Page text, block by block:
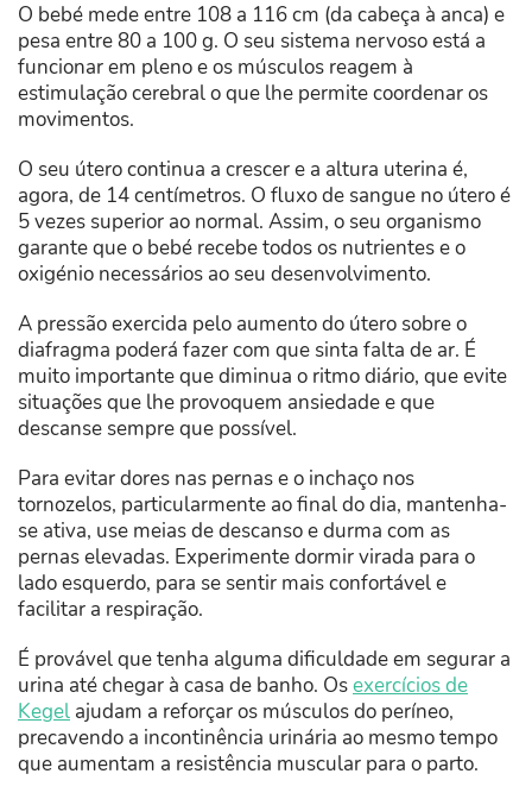
O bebé mede entre 108 a 116 cm (da cabeça à anca) e
pesa entre 80 a 100 g. O seu sistema nervoso está a
funcionar em pleno e os músculos reagem à
estimulação cerebral o que lhe permite coordenar os
movimentos.
O seu útero continua a crescer e a altura uterina é,
agora, de 14 centímetros. O fluxo de sangue no útero é
5 vezes superior ao normal. Assim, o seu organismo
garante que o bebé recebe todos os nutrientes e o
oxigénio necessários ao seu desenvolvimento.
A pressão exercida pelo aumento do útero sobre o
diafragma poderá fazer com que sinta falta de ar. É
muito importante que diminua o ritmo diário, que evite
situações que lhe provoquem ansiedade e que
descanse sempre que possível.
Para evitar dores nas pernas e o inchaço nos
tornozelos, particularmente ao final do dia, mantenha-
se ativa, use meias de descanso e durma com as
pernas elevadas. Experimente dormir virada para o
lado esquerdo, para se sentir mais confortável e
facilitar a respiração.
É provável que tenha alguma dificuldade em segurar a
urina até chegar à casa de banho. Osexercícios de
Kegel ajudam a reforçar os músculos do períneo,
precavendo a incontinência urinária ao mesmo tempo
que aumentam a resistência muscular para o parto.